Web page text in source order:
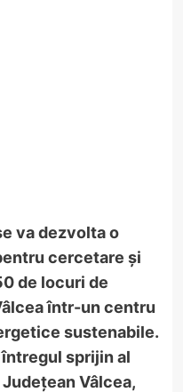
va dezvolta o
cercetare și
de locuri de
într-un centru
sustenabile.
sprijin al
Vâlcea,